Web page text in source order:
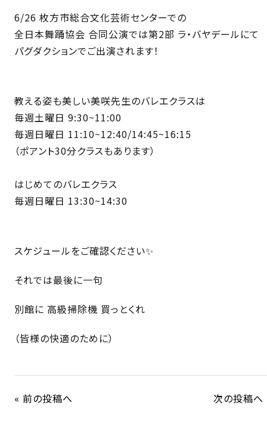
6/26 枚方市総合文化芸術センターでの
全日本舞踊協会 合同公演では第2部 ラ・バヤデールにて
パグダクションでご出演されます！
教える姿も美しい美咲先生のバレエクラスは
毎週土曜日 9:30~11:00
毎週日曜日 11:10~12:40/14:45~16:15
（ポアント30分クラスもあります）
はじめてのバレエクラス
毎週日曜日 13:30~14:30
スケジュールをご確認ください✨
それでは最後に一句
別館に 高級掃除機 買っとくれ
（皆様の快適のために）
« 前の投稿へ 次の投稿へ